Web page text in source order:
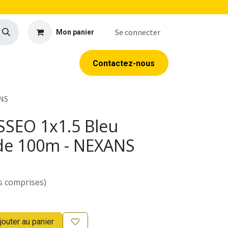
Mon panier Se connecter
Outillage Formations
Contacte​​​​z​​​​​​​​-​​nous
1x1.5 Bleu
100m - NEXANS
comprises)
au panier